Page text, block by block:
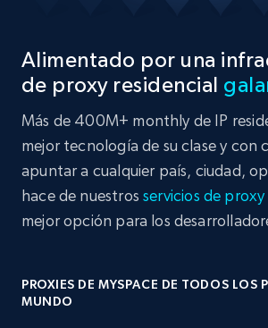
Alimentado por una
de proxy residencial
Más de 400M+ monthly de IP
mejor tecnología de su clase y con
apuntar a cualquier país, ciudad,
hace de nuestrosservicios de proxy
mejor opción para los
PROXIES DE MYSPACE DE TODOS LOS
MUNDO